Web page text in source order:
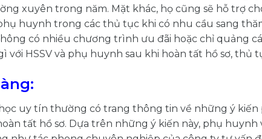
xuyên trong năm. Mặt khác, họ cũng sẽ hỗ trợ
huynh trong các thủ tục khi có nhu cầu sang
có nhiều chương trình ưu đãi hoặc chỉ quảng
với HSSV và phụ huynh sau khi hoàn tất hồ sơ, thủ
uy tín thường có trang thông tin về những ý
tất hồ sơ. Dựa trên những ý kiến này, phụ huynh